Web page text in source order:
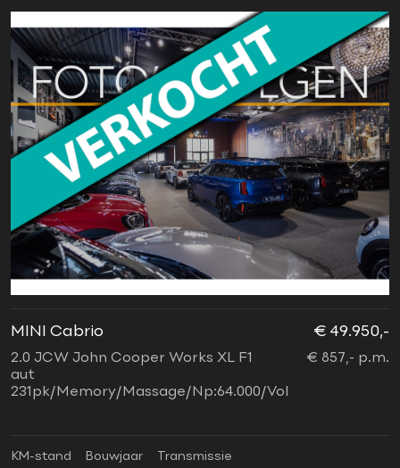
MINI Cabrio
2.0 JCW John Cooper Works XL F1
aut
231pk/Memory/Massage/Np:64.000/Vol
€ 49.950,-
€ 857,- p.m.
KM-stand
Bouwjaar
Transmissie